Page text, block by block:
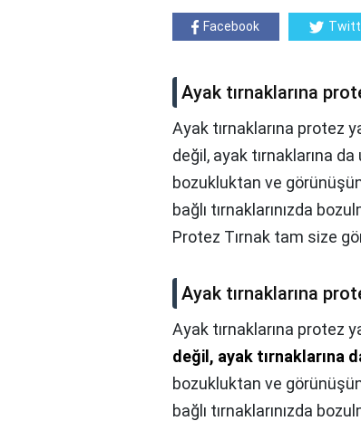
Facebook
Ayak tırnaklarına
Ayak tırnaklarına protez
değil, ayak tırnaklarına
bozukluktan ve
bağlı tırnaklarınızda
Protez Tırnak tam size
Ayak tırnaklarına
Ayak tırnaklarına protez
değil, ayak tırnaklarına
bozukluktan ve
bağlı tırnaklarınızda